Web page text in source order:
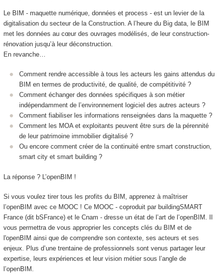
Le BIM - maquette numérique, données et process - est un levier de la
digitalisation du secteur de la Construction. A l’heure du Big data, le BIM
met les données au cœur des ouvrages modélisés, de leur construction-
rénovation jusqu’à leur déconstruction.
En revanche…
Comment rendre accessible à tous les acteurs les gains attendus du
BIM en termes de productivité, de qualité, de compétitivité ?
Comment échanger des données spécifiques à son métier
indépendamment de l’environnement logiciel des autres acteurs ?
Comment fiabiliser les informations renseignées dans la maquette ?
Comment les MOA et exploitants peuvent être surs de la pérennité
de leur patrimoine immobilier digitalisé ?
Ou encore comment créer de la continuité entre smart construction,
smart city et smart building ?
La réponse ? L’openBIM !
Si vous voulez tirer tous les profits du BIM, apprenez à maîtriser
l’openBIM avec ce MOOC! Ce MOOC- coproduit par buildingSMART
France (dit bSFrance) et le Cnam - dresse un état de l’art de l’openBIM. Il
vous permettra de vous approprier les concepts clés du BIM et de
l'openBIM ainsi que de comprendre son contexte, ses acteurs et ses
enjeux. Plus d’une trentaine de professionnels sont venus partager leur
expertise, leurs expériences et leur vision métier sous l’angle de
l’openBIM.